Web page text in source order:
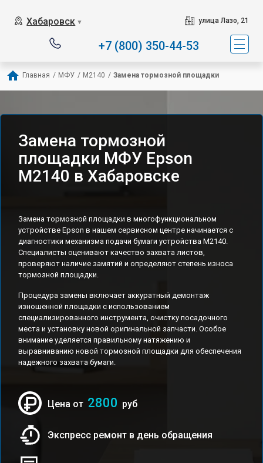
Хабаровск ▼ улица Лазо, 21
+7 (800) 350-44-53
Главная / МФУ / M2140 / Замена тормозной площадки
Замена тормозной
площадки МФУ Epson
M2140 в Хабаровске
Замена тормозной площадки в многофункциональном
устройстве Epson в нашем сервисном центре начинается с
диагностики механизма подачи бумаги устройства M2140.
Специалисты оценивают качество захвата листов,
проверяют наличие замятий и определяют степень износа
тормозной площадки.
Процедура замены включает аккуратный демонтаж
изношенной площадки с использованием
специализированного инструмента, очистку посадочного
места и установку новой оригинальной запчасти. Особое
внимание уделяется правильному натяжению и
выравниванию новой тормозной площадки для обеспечения
надежного захвата бумаги.
Цена от 2800 руб
Экспресс ремонт в день обращения